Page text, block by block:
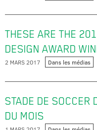
THESE ARE THE
DESIGN AWARD
2 MARS 2017 Dans les médias
STADE DE SOCCER
DU MOIS